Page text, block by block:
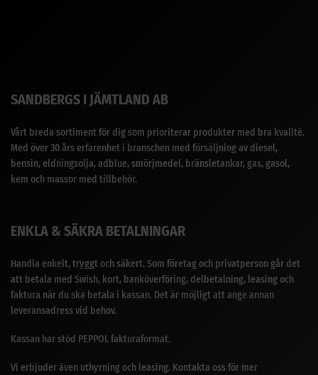
SANDBERGS I JÄMTLAND AB
Vårt breda sortiment för dig som prioriterar produkter med bra kvalité.
Med över 30 års erfarenhet i branschen med försäljning av diesel,
bensin, eldningsolja, adblue, smörjmedel, bränsletankar, gas, gasol,
kem och massor med tillbehör.
ENKLA & SÄKRA BETALNINGAR
Handla enkelt, tryggt och säkert. Som företag och privatperson går det
att betala med Swish, kort, banköverföring, delbetalning, leasing och
faktura när du ska betala i kassan. Det är möjligt att ange annan
leveransadress vid behov.
Kassan har stöd PEPPOL fakturaformat.
Vi erbjuder även uthyrning och leasing. Kontakta oss för mer